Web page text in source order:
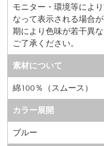
モニター・環境等によ
なって表示される場合
期により色味が若干異
ご了承ください。
素材について
綿100％（スムース）
カラー展開
ブルー